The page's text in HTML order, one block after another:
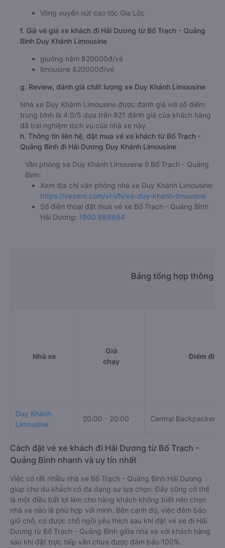
Vòng xuyến nút cao tốc Gia Lộc
f. Giá vé giá xe khách đi Hải Dương từ Bố Trạch - Quảng
Bình Duy Khánh Limousine
giường nằm 820000đ/vé
limousine 820000đ/vé
g. Review, đánh giá chất lượng xe Duy Khánh Limousine
Nhà xe Duy Khánh Limousine được đánh giá với số điểm
trung bình là 4.0/5 dựa trên 821 đánh giá của khách hàng
đã trải nghiệm dịch vụ của nhà xe này.
h. Thông tin liên hệ, đặt mua vé xe khách từ Bố Trạch -
Quảng Bình đi Hải Dương Duy Khánh Limousine
Văn phòng xe Duy Khánh Limousine ở Bố Trạch - Quảng
Bình:
Xem địa chỉ văn phòng nhà xe Duy Khánh Limousine:
https://vexere.com/vi-VN/xe-duy-khanh-limousine
Số điện thoại đặt mua vé xe Bố Trạch - Quảng Bình
Hải Dương: 1900 888684
Bảng tổng hợp thông
Nhà xe
Giờ
chạy
Điểm đi
Duy Khánh
Limousine
20:00 - 20:00 Central Backpackers
Cách đặt vé xe khách đi Hải Dương từ Bố Trạch -
Quảng Bình nhanh và uy tín nhất
Việc có rất nhiều nhà xe Bố Trạch - Quảng Bình Hải Dương
giúp cho du khách có đa dạng sự lựa chọn. Đây cũng có thể
là một điều bất lợi làm cho hàng khách không biết nên chọn
nhà xe nào là phù hợp với mình. Bên cạnh đó, việc đảm bảo
giữ chỗ, có được chỗ ngồi yêu thích sau khi đặt vé xe đi Hải
Dương từ Bố Trạch - Quảng Bình giữa nhà xe với khách hàng
sau khi đặt trực tiếp vẫn chưa được đảm bảo 100%.